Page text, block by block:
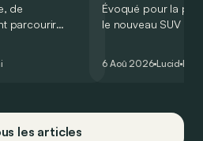
de
parcourir
possible de
Évoqué pour la
le nouveau SUV
l’année 2026.
6 Aoû 2026 Lucid
les articles